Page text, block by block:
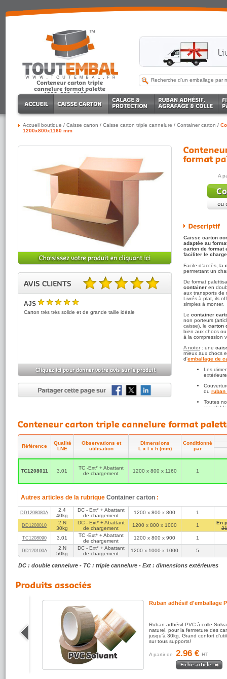
Accueil boutique / Caisse carton / Caisse carton triple cannelure / Container carton /
1200x800x1160 mm
5.00 sur 5 basé sur 1 note(s).
AJS
5 /5
Carton très très solide et de grande taille idéale
A
Caisse carton
adaptée au
carton de format
faciliter le
Facile d'accès, la
permettant un
De format
container en
aux transports de
Livrés à plat, ils
simples à monter.
Le container
non porteurs
caisse), le carton
bien aux chocs
à la compression
A noter: une
mieux aux chocs
d'emballage de
Les
du ruban
Toutes
Qualité
Conseil
Souvent soumis
fermer
Référence
Qualité
LNE
Observations et
utilisation
Dimensions
L x l x h (mm)
Conditionné
par
TC1208011 3.01
TC -Ext* + Abattant
de chargement
1200 x 800 x 1160 1
Autres articles de la rubrique Container carton :
DD1208080A
2.4
40kg
DC - Ext* + Abattant
de chargement
1200 x 800 x 800 1
DD1208010
2.N
30kg
DC - Ext* + Abattant
de chargement
1200 x 800 x 1000 1
En
TC1208090 3.01
TC -Ext* + Abattant
de chargement
1200 x 800 x 900 1
DD120100A
2.N
50kg
DC - Ext* + Abattant
de chargement
1200 x 1000 x 1000 5
DC : double cannelure - TC : triple cannelure - Ext : dimensions extérieures
Ruban adhésif d'emballage
Ruban adhésif PVC à colle
naturel, pour la fermeture des
jusqu'à 30kg. Grand confort
sur tous supports!
A partir de 2.96 € HT